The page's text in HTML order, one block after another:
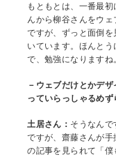
もともとは、一番最
んから柳谷さんをウ
ですが、ずっと面倒
いています。ほんと
で、勉強になりますね
－ウェブだけとかデ
っていらっしゃるめず
土居さん： そうなんで
ですが、齋藤さんが手
の記事を見られて「